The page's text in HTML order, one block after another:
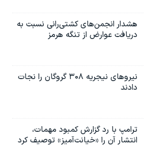
هشدار انجمن‌های کشتی‌رانی نسبت به
دریافت عوارض از تنگه هرمز
نیروهای نیجریه‌ ۳۰۸ گروگان را نجات
دادند
ترامپ با رد گزارش کمبود مهمات،
انتشار آن را «خیانت‌آمیز» توصیف کرد